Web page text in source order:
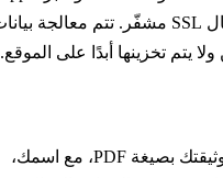
Pay أو Google Pay، من خلال اتصال SSL مشفّر. تتم معالجة بيانات
أبدًا على الموقع.
بعد الدفع مباشرةً، ستحصل على وثيقتك بصيغة PDF، مع اسمك،